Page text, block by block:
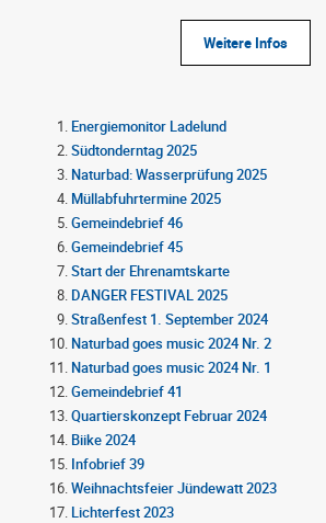
Weitere Infos
Energiemonitor Ladelund
Südtonderntag 2025
Naturbad: Wasserprüfung 2025
Müllabfuhrtermine 2025
Gemeindebrief 46
Gemeindebrief 45
Start der Ehrenamtskarte
DANGER FESTIVAL 2025
Straßenfest 1. September 2024
Naturbad goes music 2024 Nr. 2
Naturbad goes music 2024 Nr. 1
Gemeindebrief 41
Quartierskonzept Februar 2024
Biike 2024
Infobrief 39
Weihnachtsfeier Jündewatt 2023
Lichterfest 2023